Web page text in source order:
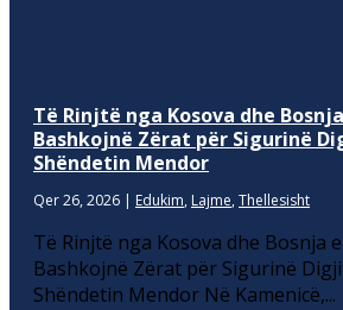
Të Rinjtë nga Kosova dhe
Bashkojnë Zërat për Sigurinë
Shëndetin Mendor
Qer 26, 2026 | Edukim, Lajme, Thellesisht
Të Rinjtë nga Kosova dhe Bosnja
Bashkojnë Zërat për Sigurinë
Shëndetin Mendor Në Kamenicë,...